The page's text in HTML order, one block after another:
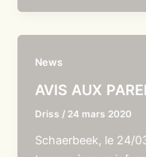
News
AVIS AUX
Driss / 24 mars 2020
Schaerbeek, le 24/